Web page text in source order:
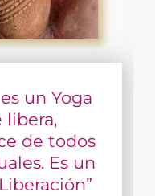
un Yoga
libera,
de todos
Es un